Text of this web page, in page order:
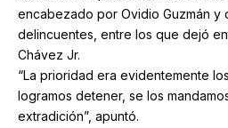
encabezado por Ovidio Guzmán y
delincuentes, entre los que dejó
Chávez Jr.
“La prioridad era evidentemente
logramos detener, se los
extradición”, apuntó.